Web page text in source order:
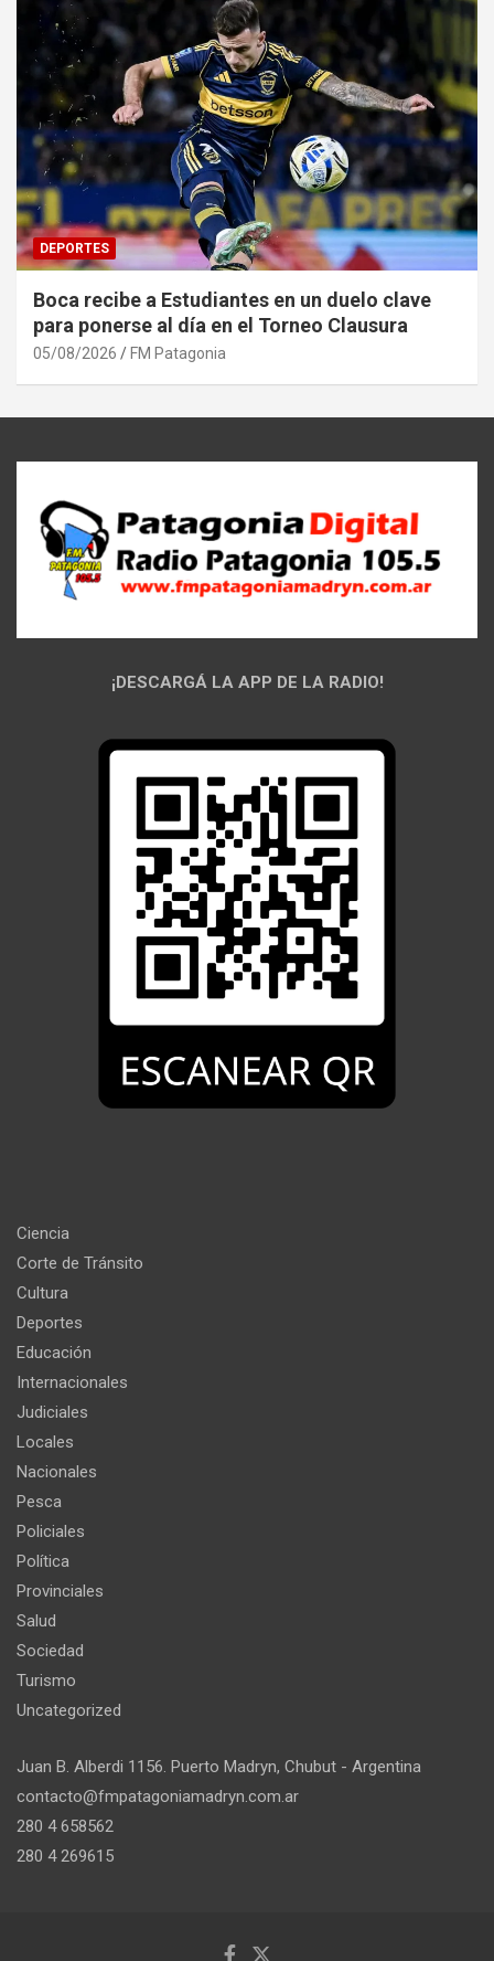
DEPORTES
Boca recibe a Estudiantes en un duelo clave
para ponerse al día en el Torneo Clausura
05/08/2026 FM Patagonia
¡DESCARGÁ LA APP DE LA RADIO!
Ciencia
Corte de Tránsito
Cultura
Deportes
Educación
Internacionales
Judiciales
Locales
Nacionales
Pesca
Policiales
Política
Provinciales
Salud
Sociedad
Turismo
Uncategorized
Juan B. Alberdi 1156. Puerto Madryn, Chubut - Argentina
contacto@fmpatagoniamadryn.com.ar
280 4 658562
280 4 269615